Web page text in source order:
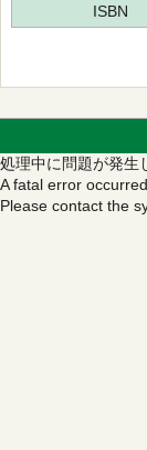
ISBN
処理中に問題が発生
A fatal error occurred.
Please contact the